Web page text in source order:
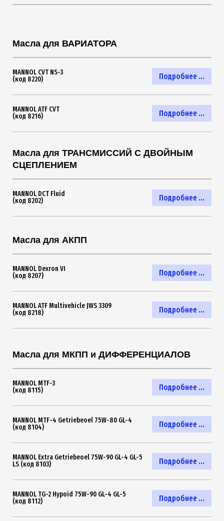
Масла для ВАРИАТОРА
Подробнее ...
MANNOL CVT NS-3
(код 8220)
Подробнее ...
MANNOL ATF CVT
(код 8216)
Масла для ТРАНСМИССИЙ С ДВОЙНЫМ
СЦЕПЛЕНИЕМ
Подробнее ...
MANNOL DCT Fluid
(код 8202)
Масла для АКПП
Подробнее ...
MANNOL Dexron VI
(код 8207)
Подробнее ...
MANNOL ATF Multivehicle JWS 3309
(код 8218)
Масла для МКПП и ДИФФЕРЕНЦИАЛОВ
Подробнее ...
MANNOL MTF-3
(код 8115)
Подробнее ...
MANNOL MTF-4 Getriebeoel 75W-80 GL-4
(код 8104)
Подробнее ...
MANNOL Extra Getriebeoel 75W-90 GL-4 GL-5
LS (код 8103)
Подробнее ...
MANNOL TG-2 Hypoid 75W-90 GL-4 GL-5
(код 8112)